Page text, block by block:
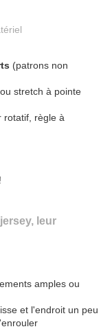
(patrons non
stretch à pointe
rotatif, règle à
leur
amples ou
et l'endroit un peu